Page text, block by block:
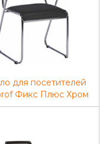
для посетителей
Фикс Плюс Хром
Черный